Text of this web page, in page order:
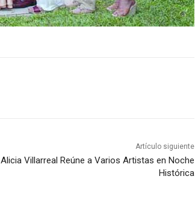
Artículo siguiente
Alicia Villarreal Reúne a Varios Artistas en Noche
Histórica